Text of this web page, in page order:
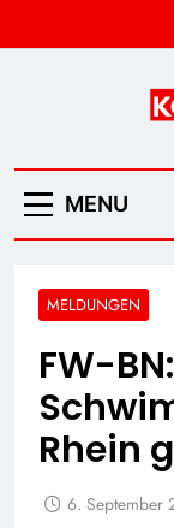
to
MENU
MELDUNGEN
FW-
Rhein
6. September